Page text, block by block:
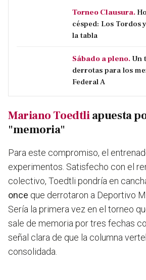
Torneo Clausura.
césped: Los Tordos
la tabla
Sábado a pleno. Un
derrotas para los
Federal A
Mariano Toedtliapuesta
"memoria"
Para este compromiso, el
experimentos. Satisfecho con el
colectivo, Toedtli pondría en
once que derrotaron a Deportivo
Sería la primera vez en el torneo
sale de memoria por tres fechas
señal clara de que la columna
consolidada.